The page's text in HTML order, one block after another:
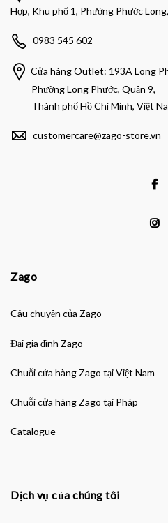
Hợp, Khu phố 1, Phường Phước
0983 545 602
Cửa hàng Outlet: 193A Long
Phường Long Phước, Quận 9,
Thành phố Hồ Chí Minh, Việt
customercare@zago-store.vn
Zago
Câu chuyện của Zago
Đại gia đình Zago
Chuỗi cửa hàng Zago tại Việt Nam
Chuỗi cửa hàng Zago tại Pháp
Catalogue
Dịch vụ của chúng tôi